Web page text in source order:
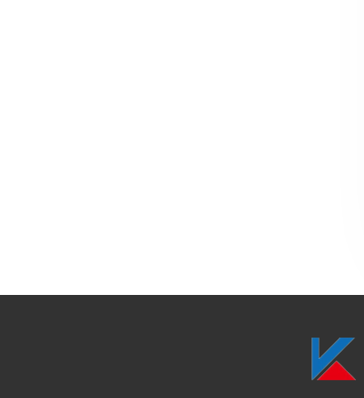
44 2021年7月